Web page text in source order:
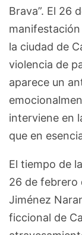
Brava”. El 26
la ciudad de
violencia de
aparece un
interviene en
que en
El tiempo de
26 de febrero
Jiménez
ficcional de